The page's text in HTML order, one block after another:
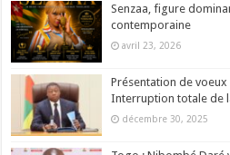
Senzaa, figure
contemporaine
avril 23, 2026
Présentation de voeux
Interruption totale de
décembre 30, 2025